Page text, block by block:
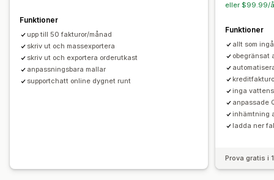
Skatteberäkning
Flera valutor Flera språk
Filhantering
Bulknedladdning
Filnamn
Automatisering av e-postmeddelanden
PDF-generering
Funktioner
upp till 50 fakturor/månad
skriv ut och massexportera
skriv ut och exportera orderutkast
anpassningsbara mallar
supportchatt online dygnet runt
eller $99.99/
Funktioner
allt som
obegränsat
inga
anpassade
inhämtning
ladda ner
Prova gratis i